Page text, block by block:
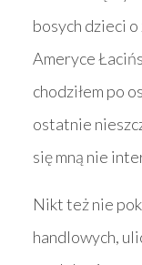
bosych dzieci o
Ameryce
chodziłem po
ostatnie
się mną nie
Nikt też nie
handlowych,